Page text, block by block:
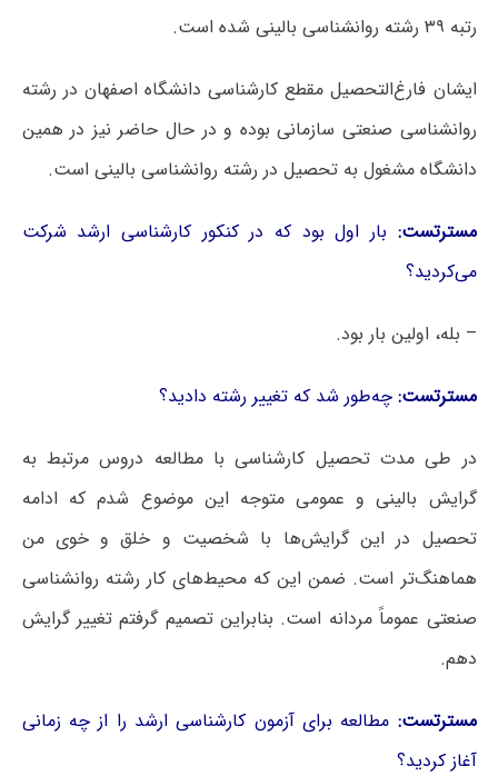
رتبه ۳۹ رشته روانشناسی بالینی شده است.
ایشان فارغ‌التحصیل مقطع کارشناسی دانشگاه اصفهان در رشته
روانشناسی صنعتی سازمانی بوده و در حال حاضر نیز در همین
دانشگاه مشغول به تحصیل در رشته روانشناسی بالینی است.
مسترتست: بار اول بود که در کنکور کارشناسی ارشد شرکت
می‌کردید؟
– بله، اولین بار بود.
مسترتست: چه‌طور شد که تغییر رشته دادید؟
در طی مدت تحصیل کارشناسی با مطالعه دروس مرتبط به
گرایش بالینی و عمومی متوجه این موضوع شدم که ادامه
تحصیل در این گرایش‌ها با شخصیت و خلق و خوی من
هماهنگ‌تر است. ضمن این که محیط‌های کار رشته روانشناسی
صنعتی عموماً مردانه است. بنابراین تصمیم گرفتم تغییر گرایش
دهم.
مسترتست: مطالعه برای آزمون کارشناسی ارشد را از چه زمانی
آغاز کردید؟